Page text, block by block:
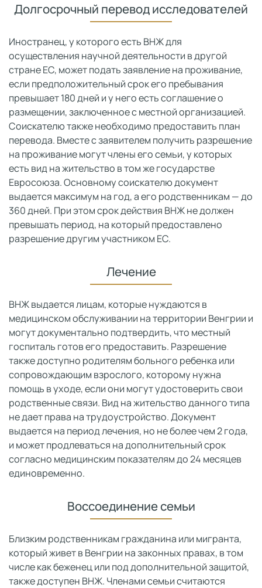
Долгосрочный перевод исследователей
Иностранец, у которого есть ВНЖ для
осуществления научной деятельности в другой
стране ЕС, может подать заявление на проживание,
если предположительный срок его пребывания
превышает 180 дней и у него есть соглашение о
размещении, заключенное с местной организацией.
Соискателю также необходимо предоставить план
перевода. Вместе с заявителем получить разрешение
на проживание могут члены его семьи, у которых
есть вид на жительство в том же государстве
Евросоюза. Основному соискателю документ
выдается максимум на год, а его родственникам — до
360 дней. При этом срок действия ВНЖ не должен
превышать период, на который предоставлено
разрешение другим участником ЕС.
Лечение
ВНЖ выдается лицам, которые нуждаются в
медицинском обслуживании на территории Венгрии и
могут документально подтвердить, что местный
госпиталь готов его предоставить. Разрешение
также доступно родителям больного ребенка или
сопровождающим взрослого, которому нужна
помощь в уходе, если они могут удостоверить свои
родственные связи. Вид на жительство данного типа
не дает права на трудоустройство. Документ
выдается на период лечения, но не более чем 2 года,
и может продлеваться на дополнительный срок
согласно медицинским показателям до 24 месяцев
единовременно.
Воссоединение семьи
Близким родственникам гражданина или мигранта,
который живет в Венгрии на законных правах, в том
числе как беженец или под дополнительной защитой,
также доступен ВНЖ. Членами семьи считаются